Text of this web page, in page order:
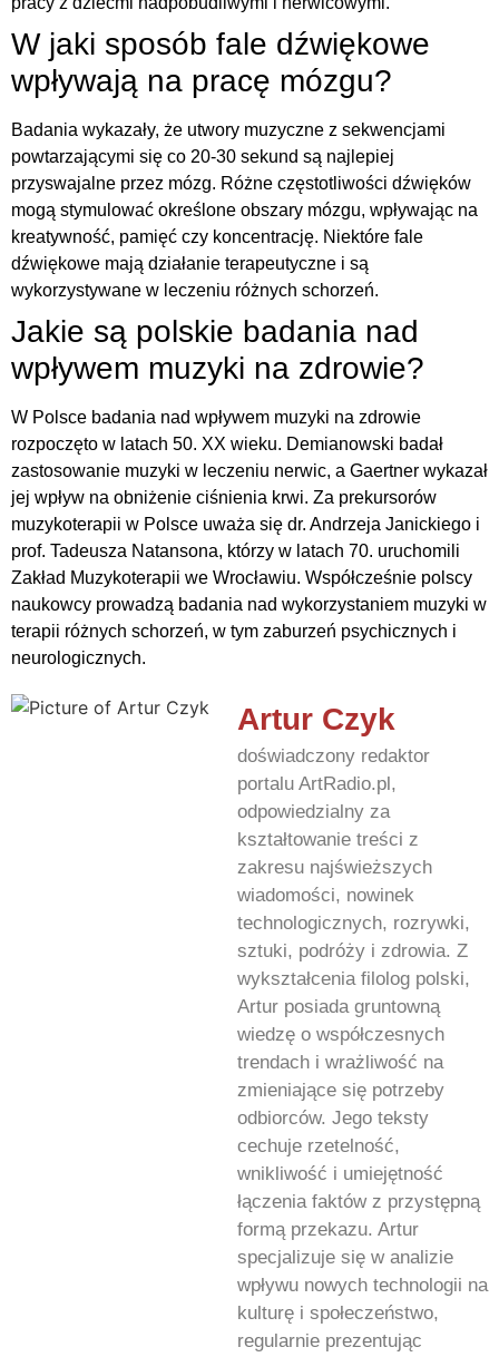
W jaki sposób fale dźwiękowe
wpływają na pracę mózgu?
Badania wykazały, że utwory muzyczne z sekwencjami
powtarzającymi się co 20-30 sekund są najlepiej
przyswajalne przez mózg. Różne częstotliwości dźwięków
mogą stymulować określone obszary mózgu, wpływając na
kreatywność, pamięć czy koncentrację. Niektóre fale
dźwiękowe mają działanie terapeutyczne i są
wykorzystywane w leczeniu różnych schorzeń.
Jakie są polskie badania nad
wpływem muzyki na zdrowie?
W Polsce badania nad wpływem muzyki na zdrowie
rozpoczęto w latach 50. XX wieku. Demianowski badał
zastosowanie muzyki w leczeniu nerwic, a Gaertner wykazał
jej wpływ na obniżenie ciśnienia krwi. Za prekursorów
muzykoterapii w Polsce uważa się dr. Andrzeja Janickiego i
prof. Tadeusza Natansona, którzy w latach 70. uruchomili
Zakład Muzykoterapii we Wrocławiu. Współcześnie polscy
naukowcy prowadzą badania nad wykorzystaniem muzyki w
terapii różnych schorzeń, w tym zaburzeń psychicznych i
neurologicznych.
Artur Czyk
doświadczony redaktor
portalu ArtRadio.pl,
odpowiedzialny za
kształtowanie treści z
zakresu najświeższych
wiadomości, nowinek
technologicznych, rozrywki,
sztuki, podróży i zdrowia. Z
wykształcenia filolog polski,
Artur posiada gruntowną
wiedzę o współczesnych
trendach i wrażliwość na
zmieniające się potrzeby
odbiorców. Jego teksty
cechuje rzetelność,
wnikliwość i umiejętność
łączenia faktów z przystępną
formą przekazu. Artur
specjalizuje się w analizie
wpływu nowych technologii na
kulturę i społeczeństwo,
regularnie prezentując